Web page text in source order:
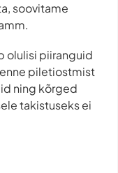
soovitame
olulisi piiranguid
piletiostmist
ning kõrged
takistuseks ei